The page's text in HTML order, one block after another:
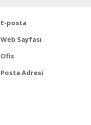
E-posta
Web Sayfası
Ofis
Posta Adresi